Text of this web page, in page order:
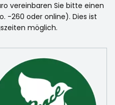
vereinbaren Sie bitte einen
-260 oder online). Dies ist
möglich.